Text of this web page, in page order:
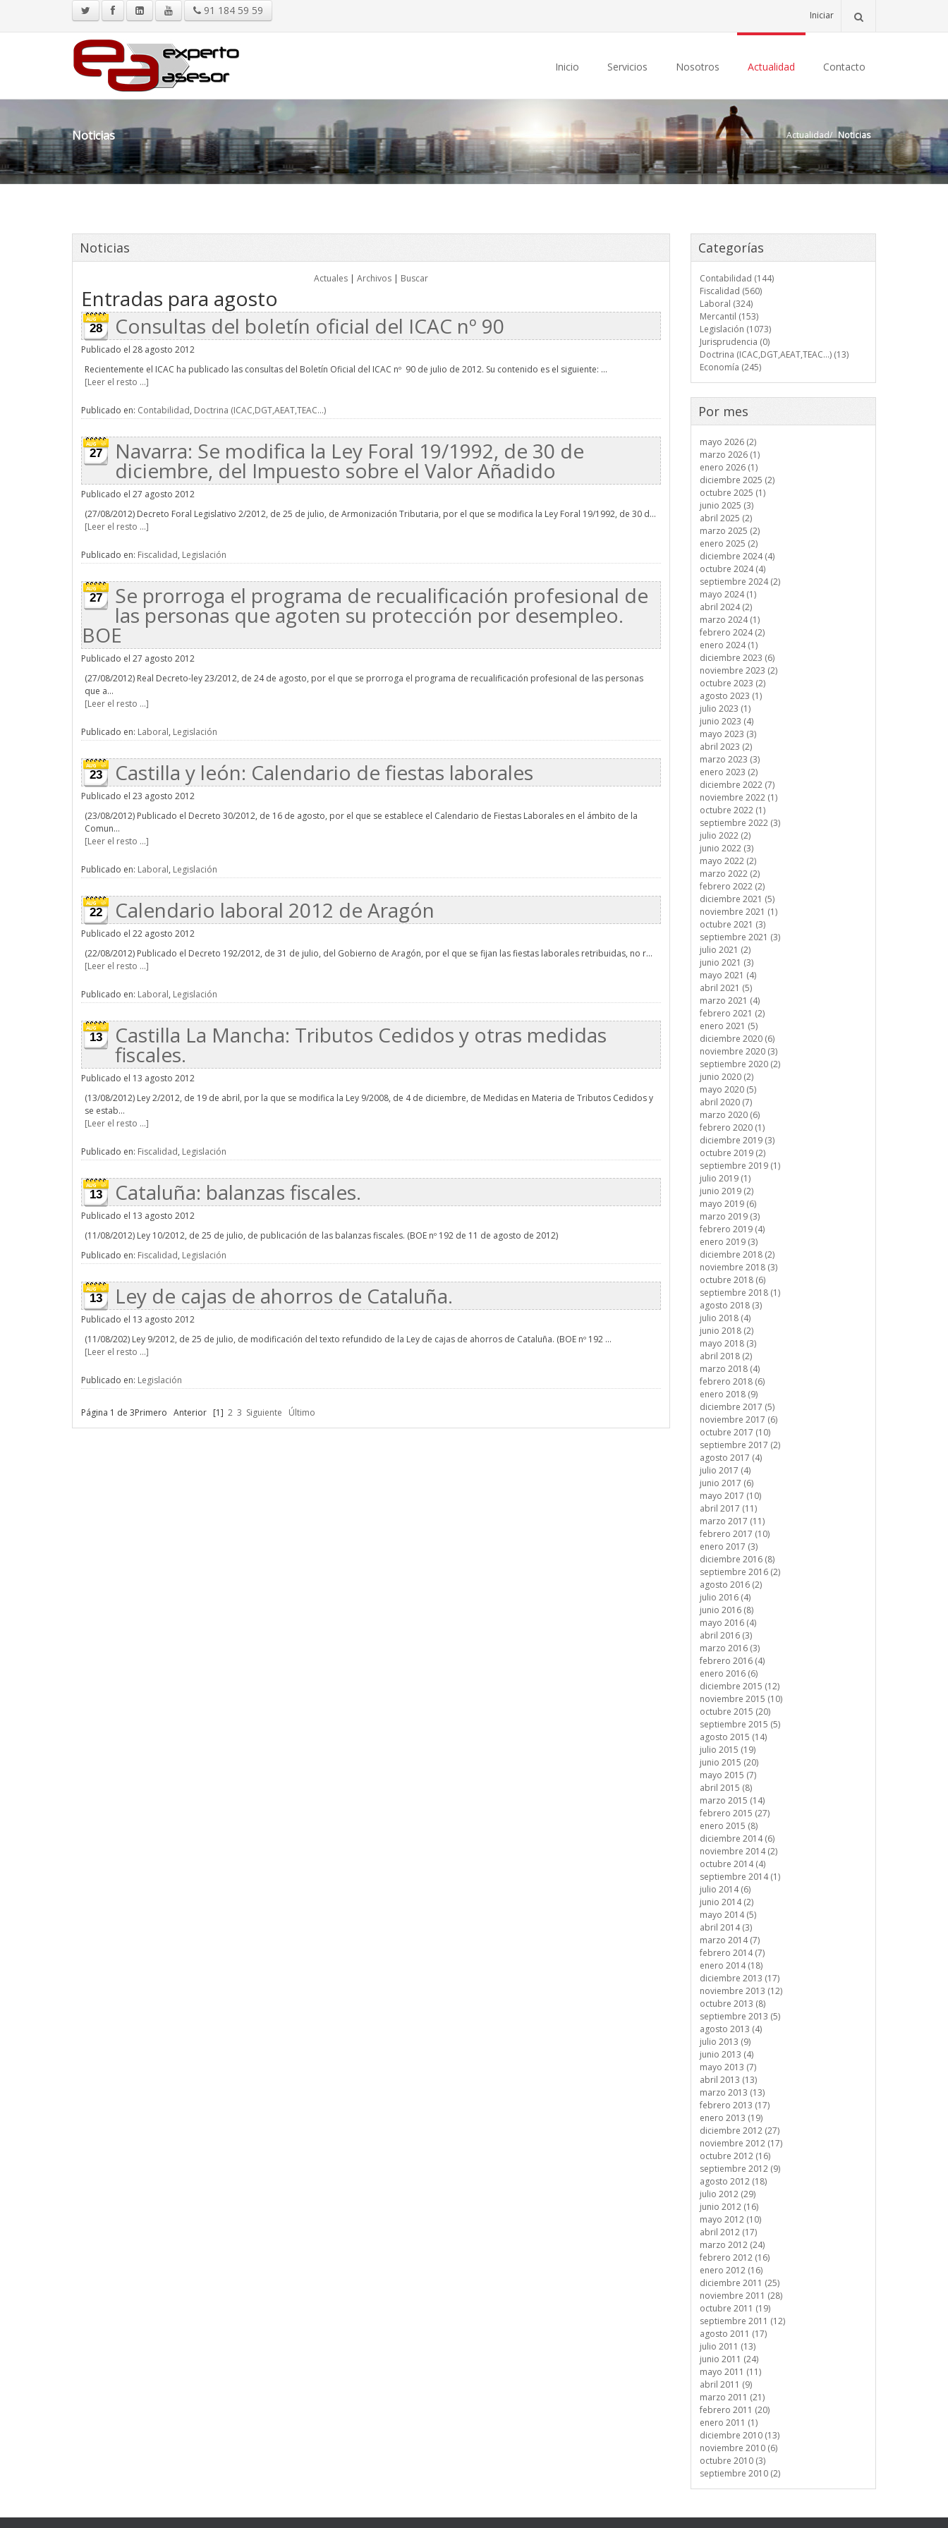
91 184 59 59 Iniciar
Inicio Servicios Nosotros Actualidad Contacto
Noticias Actualidad/ Noticias
Noticias
Actuales| Archivos| Buscar
Entradas para agosto
28 Consultas del boletín oficial del ICAC nº 90
Publicado el 28 agosto 2012
Recientemente el ICAC ha publicado las consultas del Boletín Oficial del ICAC nº 90 de julio de 2012. Su contenido es el siguiente: ...
[Leer el resto ...]
Publicado en: Contabilidad, Doctrina (ICAC,DGT,AEAT,TEAC...)
27 Navarra: Se modifica la Ley Foral 19/1992, de 30 de
diciembre, del Impuesto sobre el Valor Añadido
Publicado el 27 agosto 2012
(27/08/2012) Decreto Foral Legislativo 2/2012, de 25 de julio, de Armonización Tributaria, por el que se modifica la Ley Foral 19/1992, de 30 d...
[Leer el resto ...]
Publicado en: Fiscalidad, Legislación
27 Se prorroga el programa de recualificación profesional de
las personas que agoten su protección por desempleo.
BOE
Publicado el 27 agosto 2012
(27/08/2012) Real Decreto-ley 23/2012, de 24 de agosto, por el que se prorroga el programa de recualificación profesional de las personas
que a...
[Leer el resto ...]
Publicado en: Laboral, Legislación
23 Castilla y león: Calendario de fiestas laborales
Publicado el 23 agosto 2012
(23/08/2012) Publicado el Decreto 30/2012, de 16 de agosto, por el que se establece el Calendario de Fiestas Laborales en el ámbito de la
Comun...
[Leer el resto ...]
Publicado en: Laboral, Legislación
22 Calendario laboral 2012 de Aragón
Publicado el 22 agosto 2012
(22/08/2012) Publicado el Decreto 192/2012, de 31 de julio, del Gobierno de Aragón, por el que se fijan las fiestas laborales retribuidas, no r...
[Leer el resto ...]
Publicado en: Laboral, Legislación
13 Castilla La Mancha: Tributos Cedidos y otras medidas
fiscales.
Publicado el 13 agosto 2012
(13/08/2012) Ley 2/2012, de 19 de abril, por la que se modifica la Ley 9/2008, de 4 de diciembre, de Medidas en Materia de Tributos Cedidos y
se estab...
[Leer el resto ...]
Publicado en: Fiscalidad, Legislación
13 Cataluña: balanzas fiscales.
Publicado el 13 agosto 2012
(11/08/2012) Ley 10/2012, de 25 de julio, de publicación de las balanzas fiscales. (BOE nº 192 de 11 de agosto de 2012)
Publicado en: Fiscalidad, Legislación
13 Ley de cajas de ahorros de Cataluña.
Publicado el 13 agosto 2012
(11/08/202) Ley 9/2012, de 25 de julio, de modificación del texto refundido de la Ley de cajas de ahorros de Cataluña. (BOE nº 192 ...
[Leer el resto ...]
Publicado en: Legislación
Página 1 de 3Primero Anterior [1] 2 3 Siguiente Último
Categorías
Contabilidad (144)
Fiscalidad (560)
Laboral (324)
Mercantil (153)
Legislación (1073)
Jurisprudencia (0)
Doctrina (ICAC,DGT,AEAT,TEAC...) (13)
Economía (245)
Por mes
mayo 2026 (2)
marzo 2026 (1)
enero 2026 (1)
diciembre 2025 (2)
octubre 2025 (1)
junio 2025 (3)
abril 2025 (2)
marzo 2025 (2)
enero 2025 (2)
diciembre 2024 (4)
octubre 2024 (4)
septiembre 2024 (2)
mayo 2024 (1)
abril 2024 (2)
marzo 2024 (1)
febrero 2024 (2)
enero 2024 (1)
diciembre 2023 (6)
noviembre 2023 (2)
octubre 2023 (2)
agosto 2023 (1)
julio 2023 (1)
junio 2023 (4)
mayo 2023 (3)
abril 2023 (2)
marzo 2023 (3)
enero 2023 (2)
diciembre 2022 (7)
noviembre 2022 (1)
octubre 2022 (1)
septiembre 2022 (3)
julio 2022 (2)
junio 2022 (3)
mayo 2022 (2)
marzo 2022 (2)
febrero 2022 (2)
diciembre 2021 (5)
noviembre 2021 (1)
octubre 2021 (3)
septiembre 2021 (3)
julio 2021 (2)
junio 2021 (3)
mayo 2021 (4)
abril 2021 (5)
marzo 2021 (4)
febrero 2021 (2)
enero 2021 (5)
diciembre 2020 (6)
noviembre 2020 (3)
septiembre 2020 (2)
junio 2020 (2)
mayo 2020 (5)
abril 2020 (7)
marzo 2020 (6)
febrero 2020 (1)
diciembre 2019 (3)
octubre 2019 (2)
septiembre 2019 (1)
julio 2019 (1)
junio 2019 (2)
mayo 2019 (6)
marzo 2019 (3)
febrero 2019 (4)
enero 2019 (3)
diciembre 2018 (2)
noviembre 2018 (3)
octubre 2018 (6)
septiembre 2018 (1)
agosto 2018 (3)
julio 2018 (4)
junio 2018 (2)
mayo 2018 (3)
abril 2018 (2)
marzo 2018 (4)
febrero 2018 (6)
enero 2018 (9)
diciembre 2017 (5)
noviembre 2017 (6)
octubre 2017 (10)
septiembre 2017 (2)
agosto 2017 (4)
julio 2017 (4)
junio 2017 (6)
mayo 2017 (10)
abril 2017 (11)
marzo 2017 (11)
febrero 2017 (10)
enero 2017 (3)
diciembre 2016 (8)
septiembre 2016 (2)
agosto 2016 (2)
julio 2016 (4)
junio 2016 (8)
mayo 2016 (4)
abril 2016 (3)
marzo 2016 (3)
febrero 2016 (4)
enero 2016 (6)
diciembre 2015 (12)
noviembre 2015 (10)
octubre 2015 (20)
septiembre 2015 (5)
agosto 2015 (14)
julio 2015 (19)
junio 2015 (20)
mayo 2015 (7)
abril 2015 (8)
marzo 2015 (14)
febrero 2015 (27)
enero 2015 (8)
diciembre 2014 (6)
noviembre 2014 (2)
octubre 2014 (4)
septiembre 2014 (1)
julio 2014 (6)
junio 2014 (2)
mayo 2014 (5)
abril 2014 (3)
marzo 2014 (7)
febrero 2014 (7)
enero 2014 (18)
diciembre 2013 (17)
noviembre 2013 (12)
octubre 2013 (8)
septiembre 2013 (5)
agosto 2013 (4)
julio 2013 (9)
junio 2013 (4)
mayo 2013 (7)
abril 2013 (13)
marzo 2013 (13)
febrero 2013 (17)
enero 2013 (19)
diciembre 2012 (27)
noviembre 2012 (17)
octubre 2012 (16)
septiembre 2012 (9)
agosto 2012 (18)
julio 2012 (29)
junio 2012 (16)
mayo 2012 (10)
abril 2012 (17)
marzo 2012 (24)
febrero 2012 (16)
enero 2012 (16)
diciembre 2011 (25)
noviembre 2011 (28)
octubre 2011 (19)
septiembre 2011 (12)
agosto 2011 (17)
julio 2011 (13)
junio 2011 (24)
mayo 2011 (11)
abril 2011 (9)
marzo 2011 (21)
febrero 2011 (20)
enero 2011 (1)
diciembre 2010 (13)
noviembre 2010 (6)
octubre 2010 (3)
septiembre 2010 (2)